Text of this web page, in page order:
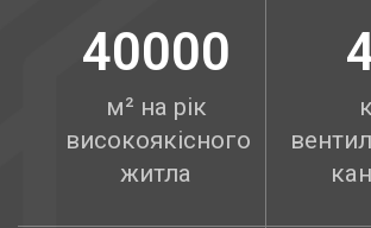
40000
м² на рік
високоякісного
житла